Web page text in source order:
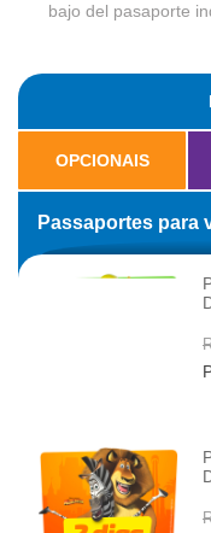
bajo del pasaporte
OPCIONAIS
Passaportes para
INFO